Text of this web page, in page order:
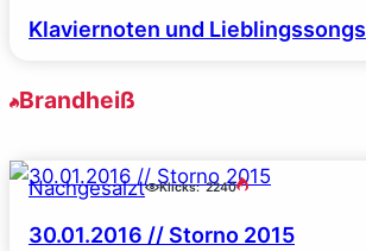
Klaviernoten und Lieblingssongs
Brandheiß
Nachgesalzt Klicks: 2240
30.01.2016 // Storno 2015